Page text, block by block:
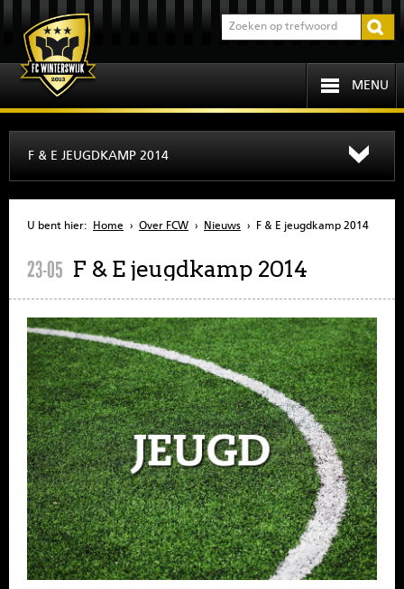
MENU
JEUGD
SENIOREN
SPONSOREN
CONTACT
MENU
F & E JEUGDKAMP 2014
U bent hier: Home › Over FCW › Nieuws › F & E jeugdkamp 2014
23-05 F & E jeugdkamp 2014